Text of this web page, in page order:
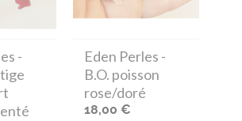
-
Eden Perles -
B.O. poisson
rose/doré
18,00 €